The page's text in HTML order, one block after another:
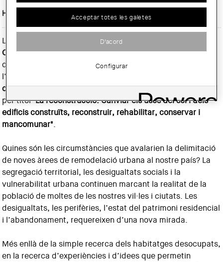
Horari:
L'
Agrupació Sènior/a del Col·legi d’Arquitectes de
Catalunyacontinua amb el cicle"Habitació pròpia!",
dedicat a concretar mesures per garantir el Dret a
l’Habitatge. La cinquena sessió tindrà lloc el
d'octubre a les 18 h, a la Sala d'Actes del COAC, i portarà
per títol"La reconstrucció. Canviar els usos del sòl i dels
edificis construïts, reconstruir, rehabilitar, conservar i
mancomunar".
Quines són les circumstàncies que avalarien la delimitació
de noves àrees de remodelació urbana al nostre país? La
segregació territorial, les desigualtats socials i la
vulnerabilitat urbana continuen marcant la realitat de la
població de moltes de les nostres vil·les i ciutats. Les
desigualtats, les perifèries, l’estat del patrimoni residencial
i l’abandonament, requereixen d’una nova mirada.
Més enllà de la simple recerca dels habitatges desocupats,
en la recerca d’experiències i d’idees que permetin
Acceptar totes les galetes
D'acord
Configurar